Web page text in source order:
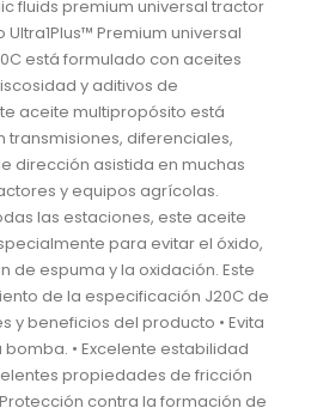
fluids premium universal tractor
Premium universal
está formulado con aceites
y aditivos de
aceite multipropósito está
transmisiones, diferenciales,
dirección asistida en muchas
y equipos agrícolas.
las estaciones, este aceite
para evitar el óxido,
de espuma y la oxidación. Este
de la especificación J20C de
y beneficios del producto • Evita
• Excelente estabilidad
propiedades de fricción
contra la formación de